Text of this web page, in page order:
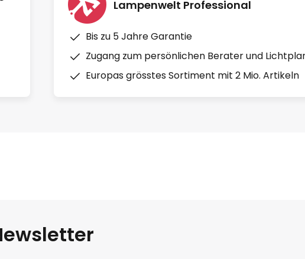
Lampenwelt Professional
Bis zu 5 Jahre Garantie
Zugang zum persönlichen Berater und
Europas grösstes Sortiment mit 2 Mio. Artikeln